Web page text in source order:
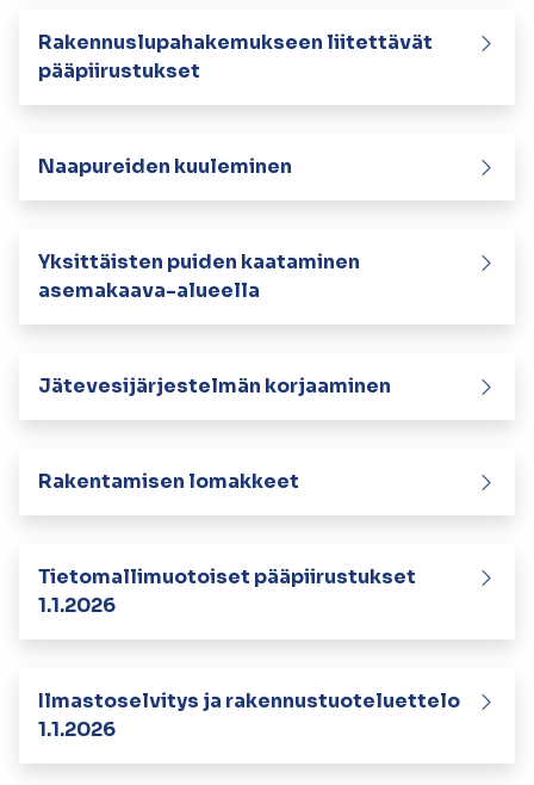
pyyhkäisyliikkeitä.
Rakennuslupahakemukseen liitettävät
pääpiirustukset
Naapureiden kuuleminen
Yksittäisten puiden kaataminen
asemakaava-alueella
Jätevesijärjestelmän korjaaminen
Rakentamisen lomakkeet
Tietomallimuotoiset pääpiirustukset
1.1.2026
Ilmastoselvitys ja rakennustuoteluettelo
1.1.2026